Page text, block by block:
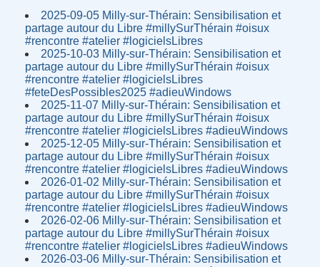
2025-09-05 Milly-sur-Thérain: Sensibilisation et
partage autour du Libre #millySurThérain #oisux
#rencontre #atelier #logicielsLibres
2025-10-03 Milly-sur-Thérain: Sensibilisation et
partage autour du Libre #millySurThérain #oisux
#rencontre #atelier #logicielsLibres
#feteDesPossibles2025 #adieuWindows
2025-11-07 Milly-sur-Thérain: Sensibilisation et
partage autour du Libre #millySurThérain #oisux
#rencontre #atelier #logicielsLibres #adieuWindows
2025-12-05 Milly-sur-Thérain: Sensibilisation et
partage autour du Libre #millySurThérain #oisux
#rencontre #atelier #logicielsLibres #adieuWindows
2026-01-02 Milly-sur-Thérain: Sensibilisation et
partage autour du Libre #millySurThérain #oisux
#rencontre #atelier #logicielsLibres #adieuWindows
2026-02-06 Milly-sur-Thérain: Sensibilisation et
partage autour du Libre #millySurThérain #oisux
#rencontre #atelier #logicielsLibres #adieuWindows
2026-03-06 Milly-sur-Thérain: Sensibilisation et